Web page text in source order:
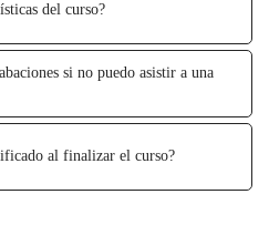
del curso?
si no puedo asistir a una
al finalizar el curso?